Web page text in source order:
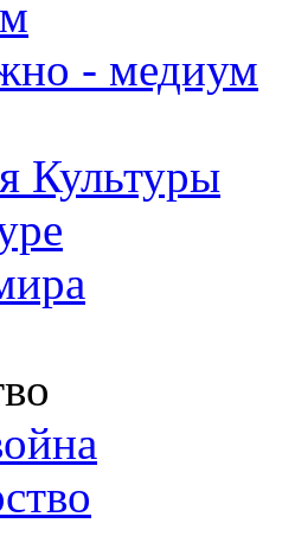
- медиум
Культуры